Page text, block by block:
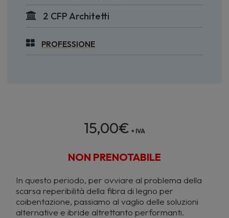
2 CFP Architetti
PROFESSIONE
15,00€ + IVA
NON PRENOTABILE
In questo periodo, per ovviare al problema della
scarsa reperibilità della fibra di legno per
coibentazione, passiamo al vaglio delle soluzioni
alternative e ibride altrettanto performanti.